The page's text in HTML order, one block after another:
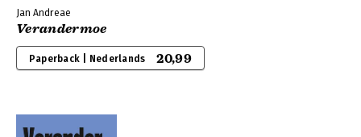
Jan Andreae
Verandermoe
Paperback | Nederlands 20,99